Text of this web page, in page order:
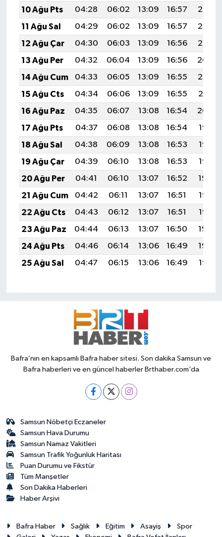
10 Ağu Pts
04:28 06:02 13:09 16:57
20:07
11 Ağu Sal
04:29 06:02 13:09 16:57
20:06
12 Ağu Çar
04:30 06:03 13:09 16:56
20:05
13 Ağu Per
04:32 06:04 13:09 16:56
20:04
14 Ağu Cum
04:33 06:05 13:09 16:55
20:02
15 Ağu Cts
04:34 06:06 13:09 16:55
20:01
16 Ağu Paz
04:35 06:07 13:08 16:54
20:00
17 Ağu Pts
04:37 06:08 13:08 16:54
19:58
18 Ağu Sal
04:38 06:09 13:08 16:53
19:57
19 Ağu Çar
04:39 06:10 13:08 16:53
19:56
20 Ağu Per
04:41 06:10 13:07 16:52
19:54
21 Ağu Cum
04:42 06:11 13:07 16:51
19:53
22 Ağu Cts
04:43 06:12 13:07 16:51
19:52
23 Ağu Paz
04:44 06:13 13:07 16:50
19:50
24 Ağu Pts
04:46 06:14 13:06 16:49
19:49
25 Ağu Sal
04:47 06:15 13:06 16:49 19:47
Bafra’nın en kapsamlı Bafra haber sitesi. Son dakika Samsun ve
Bafra haberleri ve en güncel haberler Brthaber.com’da
Samsun Nöbetçi Eczaneler
Samsun Hava Durumu
Samsun Namaz Vakitleri
Samsun Trafik Yoğunluk Haritası
Puan Durumu ve Fikstür
Tüm Manşetler
Son Dakika Haberleri
Haber Arşivi
Bafra Haber Sağlık Eğitim Asayiş
Spor